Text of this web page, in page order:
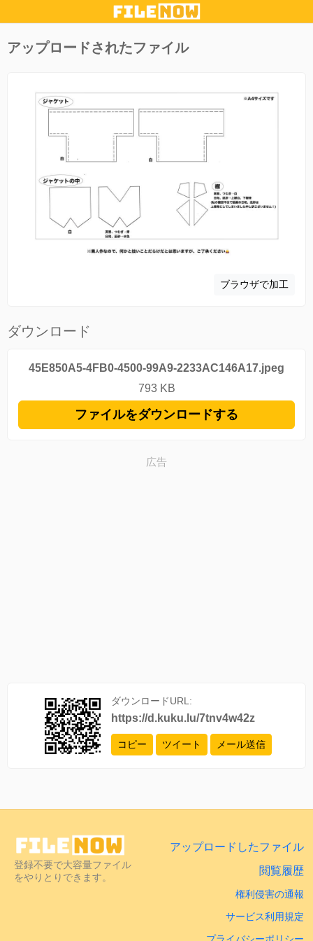
アップロードされたファイル
ブラウザで加工
ダウンロード
45E850A5-4FB0-4500-99A9-2233AC146A17.jpeg
793 KB
ファイルをダウンロードする
広告
ダウンロードURL:
https://d.kuku.lu/7tnv4w42z
コピー ツイート メール送信
登録不要で大容量ファイル
をやりとりできます。
アップロードしたファイル
閲覧履歴
権利侵害の通報
サービス利用規定